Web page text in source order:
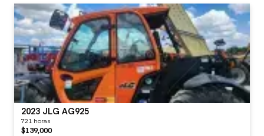
2023 JLG AG925
721 horas
$139,000